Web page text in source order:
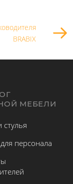
BRABIX
МЕБЕЛИ
стулья
персонала